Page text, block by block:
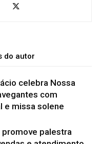
do autor
celebra Nossa
com
e missa solene
palestra